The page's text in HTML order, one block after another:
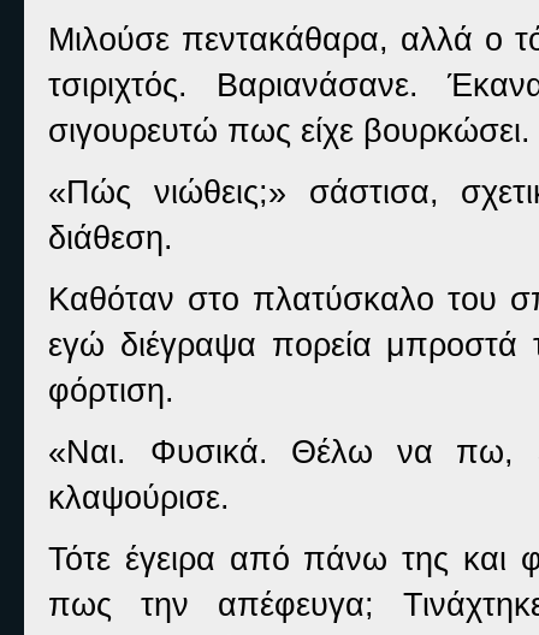
Μιλούσε πεντακάθαρα, αλλά ο
τσιριχτός. Βαριανάσανε.
σιγουρευτώ πως είχε βουρκώσει.
«Πώς νιώθεις;» σάστισα,
διάθεση.
Καθόταν στο πλατύσκαλο του
εγώ διέγραψα πορεία μπροστά
φόρτιση.
«Ναι. Φυσικά. Θέλω να πω,
κλαψούρισε.
Τότε έγειρα από πάνω της και
πως την απέφευγα;